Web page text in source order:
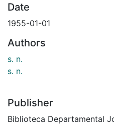
Date
1955-01-01
Authors
s. n.
s. n.
Publisher
Biblioteca Departamental